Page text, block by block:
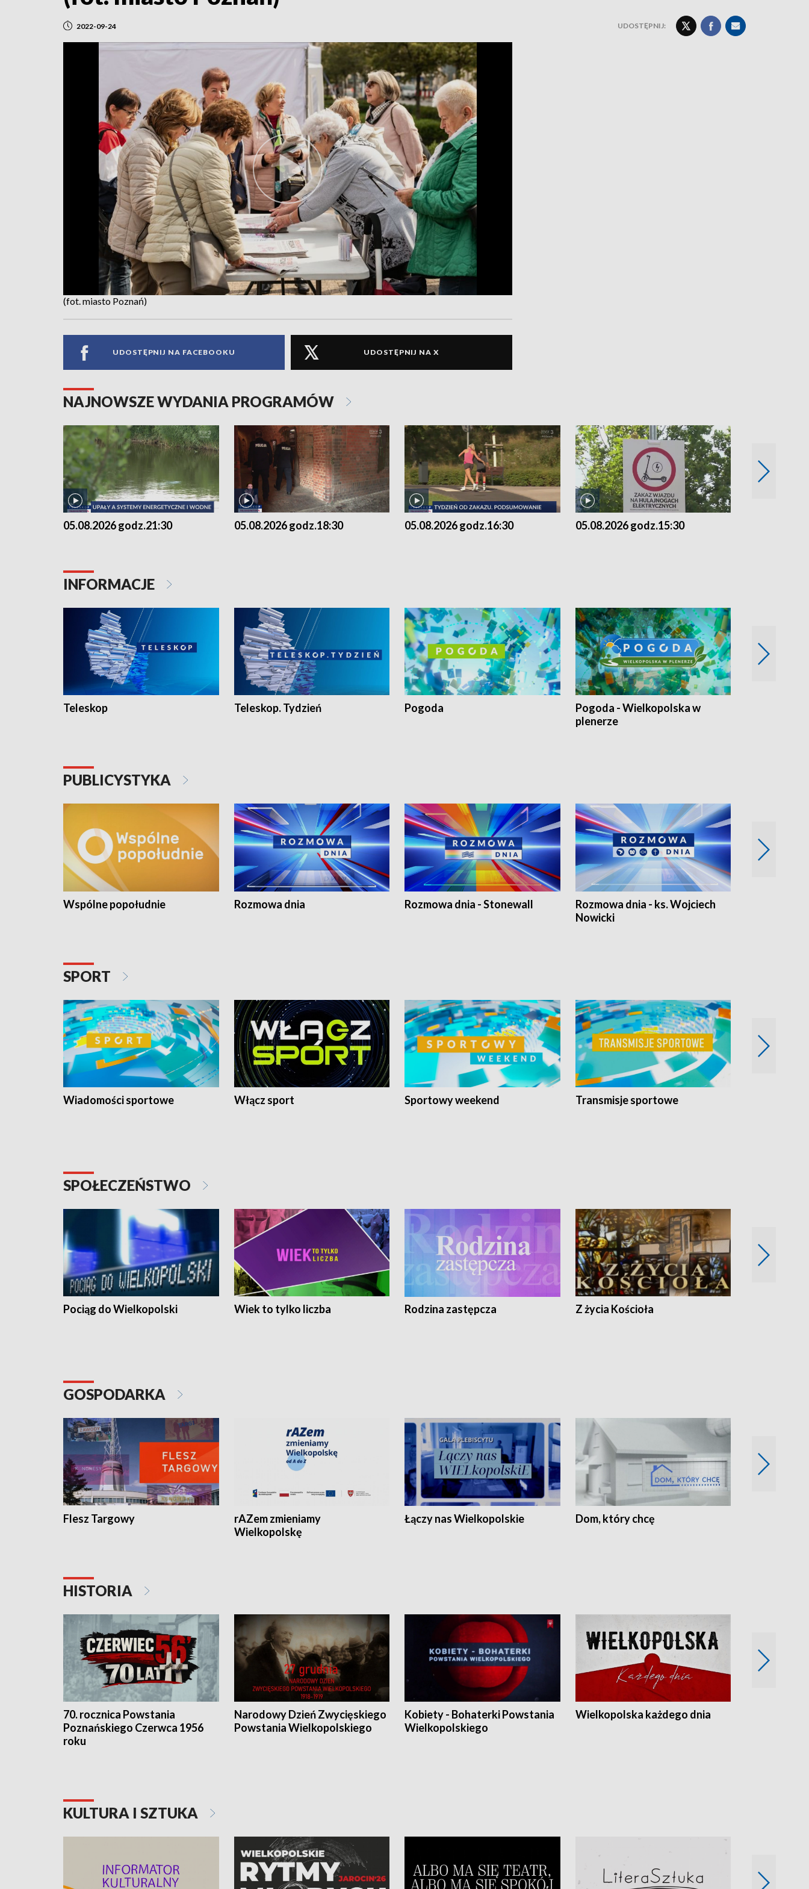
2022-09-24 UDOSTĘPNIJ:
(fot. miasto Poznań)
UDOSTĘPNIJ NA FACEBOOKU UDOSTĘPNIJ NA X
NAJNOWSZE WYDANIA PROGRAMÓW
05.08.2026 godz.21:30 05.08.2026 godz.18:30 05.08.2026 godz.16:30 05.08.2026 godz.15:30
INFORMACJE
Teleskop Teleskop. Tydzień Pogoda
Pogoda - Wielkopolska w
plenerze
PUBLICYSTYKA
Wspólne popołudnie Rozmowa dnia Rozmowa dnia - Stonewall
Rozmowa dnia - ks. Wojciech
Nowicki
SPORT
Wiadomości sportowe Włącz sport Sportowy weekend Transmisje sportowe
SPOŁECZEŃSTWO
Pociąg do Wielkopolski Wiek to tylko liczba Rodzina zastępcza Z życia Kościoła
GOSPODARKA
Flesz Targowy
rAZem zmieniamy
Wielkopolskę
Łączy nas Wielkopolskie Dom, który chcę
HISTORIA
70. rocznica Powstania
Poznańskiego Czerwca 1956
roku
Narodowy Dzień Zwycięskiego
Powstania Wielkopolskiego
Kobiety - Bohaterki Powstania
Wielkopolskiego
Wielkopolska każdego dnia
KULTURA I SZTUKA